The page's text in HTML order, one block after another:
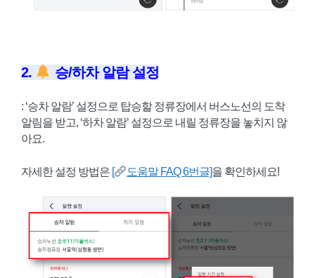
2. 승/하차 알람 설정
: ‘승차 알람’ 설정으로 탑승할 정류장에서 버스노선의 도착
알림을 받고, ‘하차 알람’ 설정으로 내릴 정류장을 놓치지 않
아요.
자세한 설정 방법은 [ 도움말 FAQ 6번글]을 확인하세요!